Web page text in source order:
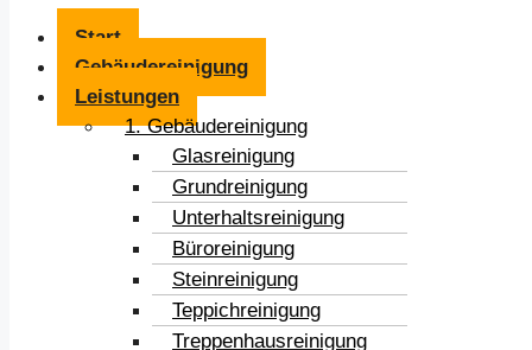
Start
Gebäudereinigung
Leistungen
1. Gebäudereinigung
Glasreinigung
Grundreinigung
Unterhaltsreinigung
Büroreinigung
Steinreinigung
Teppichreinigung
Treppenhausreinigung